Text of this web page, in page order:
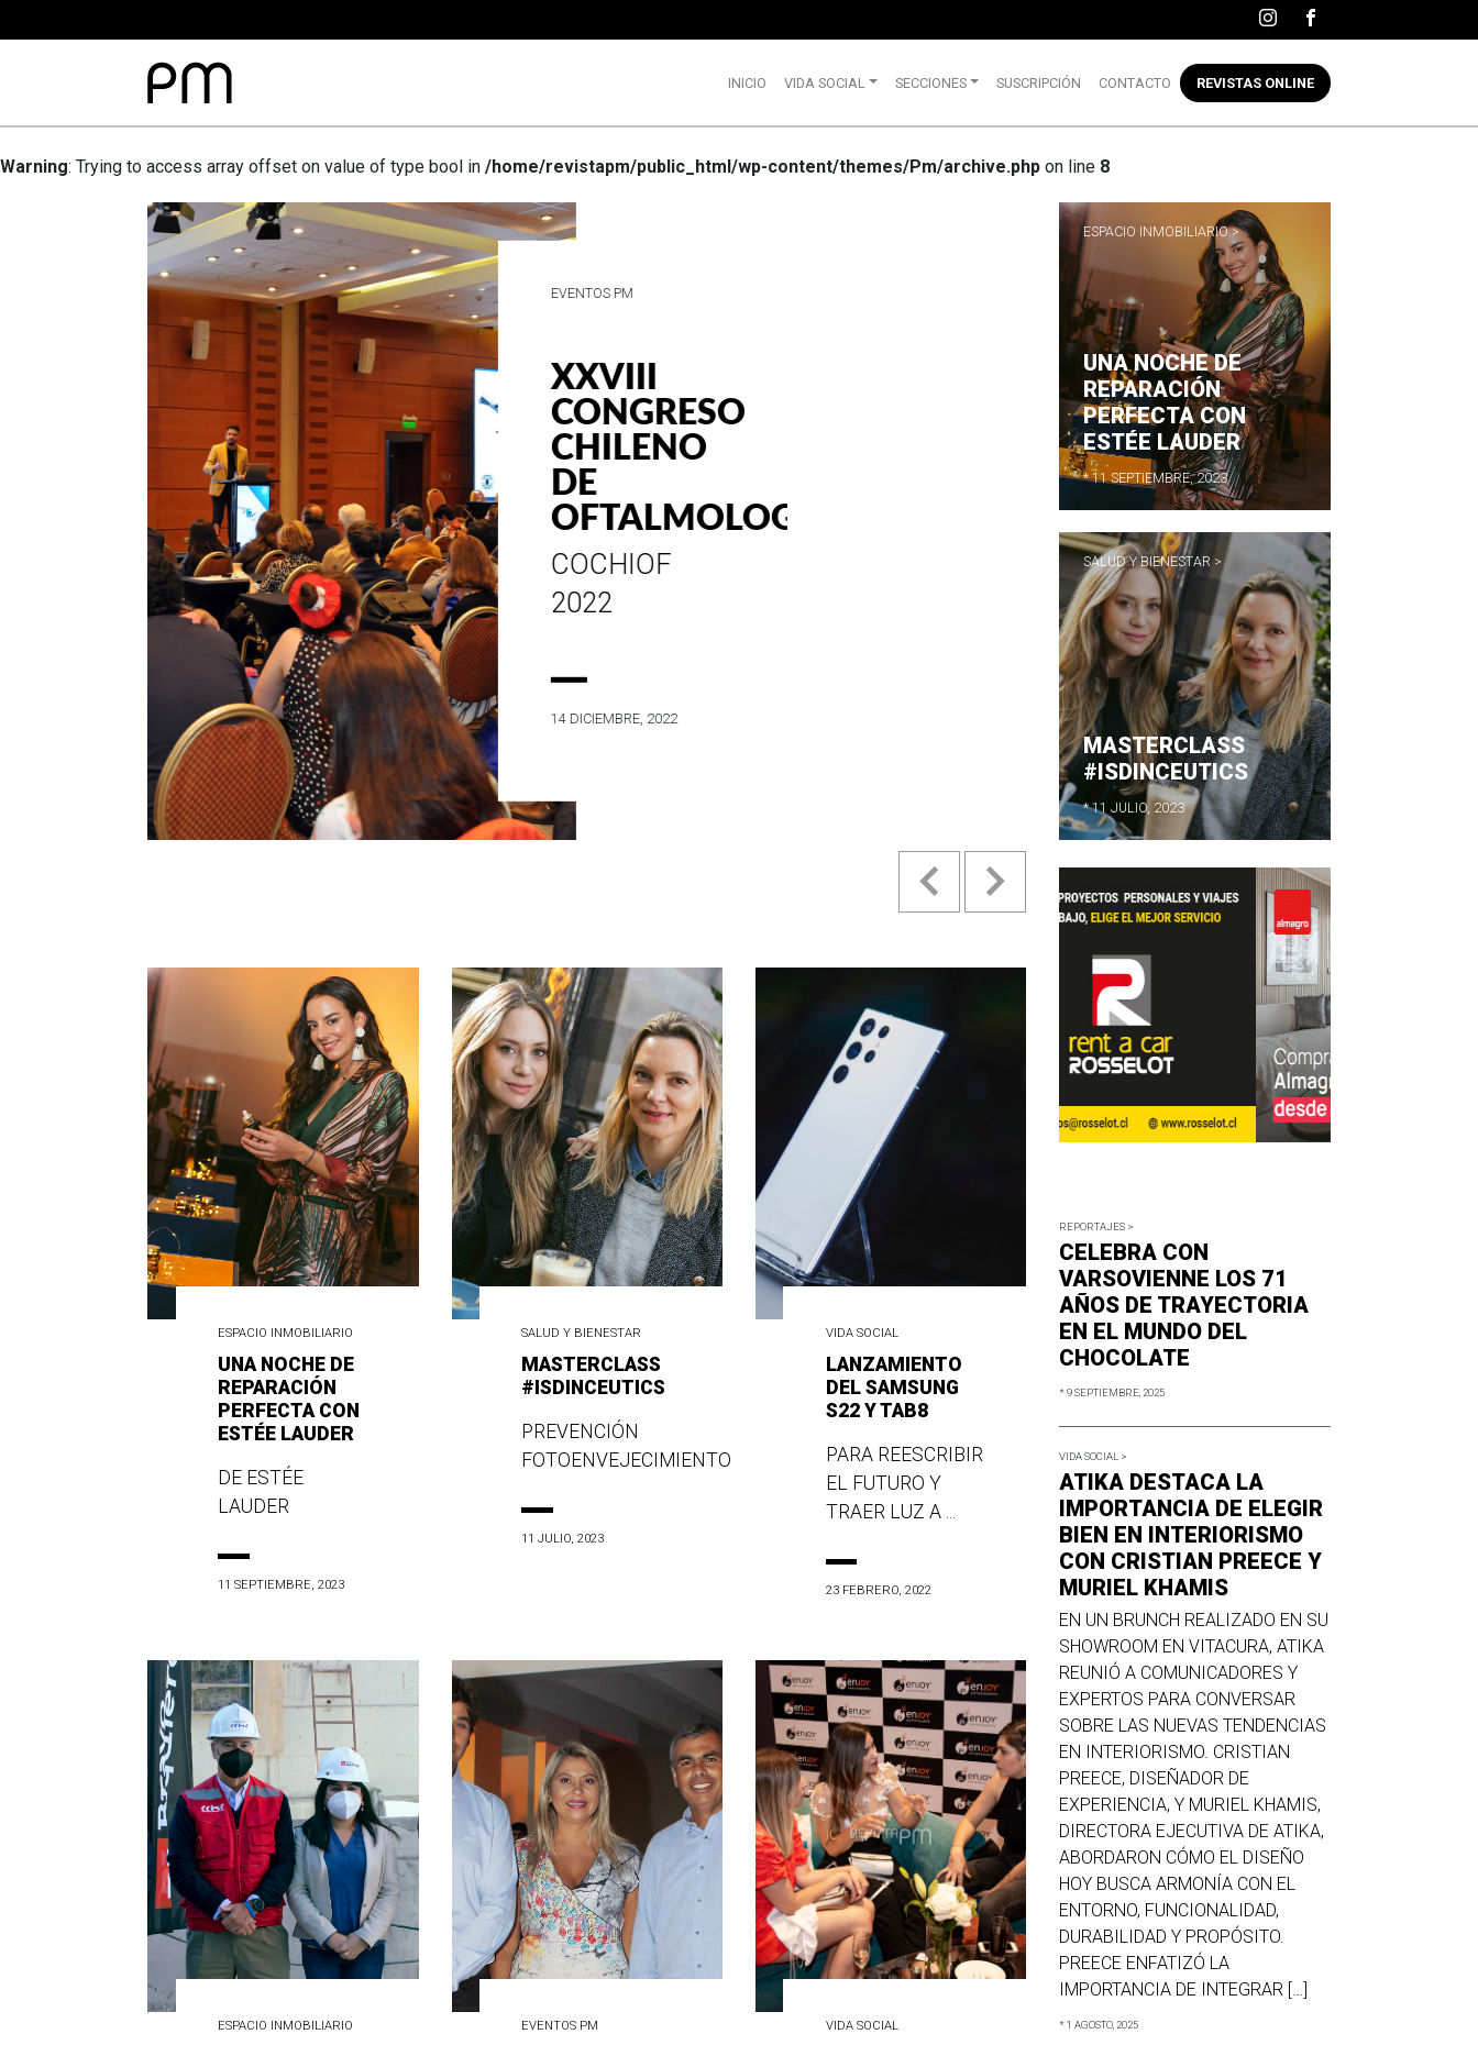
INICIO VIDA SOCIAL SECCIONES SUSCRIPCIÓN CONTACTO REVISTAS ONLINE
Warning: Trying to access array offset on value of type bool in /home/revistapm/public_html/wp-content/themes/Pm/archive.php on line 8
Previous Next
ESPACIO INMOBILIARIO
UNA NOCHE DE
REPARACIÓN
PERFECTA CON
ESTÉE LAUDER
DE ESTÉE
LAUDER
11 SEPTIEMBRE, 2023
SALUD Y BIENESTAR
MASTERCLASS
#ISDINCEUTICS
PREVENCIÓN
FOTOENVEJECIMIENTO
11 JULIO, 2023
VIDA SOCIAL
LANZAMIENTO
DEL SAMSUNG
S22 Y TAB8
PARA REESCRIBIR
EL FUTURO Y
TRAER LUZ A ...
23 FEBRERO, 2022
ESPACIO INMOBILIARIO EVENTOS PM VIDA SOCIAL
ESPACIO INMOBILIARIO >
UNA NOCHE DE
REPARACIÓN
PERFECTA CON
ESTÉE LAUDER
* 11 SEPTIEMBRE, 2023
SALUD Y BIENESTAR >
MASTERCLASS
#ISDINCEUTICS
* 11 JULIO, 2023
REPORTAJES >
CELEBRA CON
VARSOVIENNE LOS 71
AÑOS DE TRAYECTORIA
EN EL MUNDO DEL
CHOCOLATE
* 9 SEPTIEMBRE, 2025
VIDA SOCIAL >
ATIKA DESTACA LA
IMPORTANCIA DE ELEGIR
BIEN EN INTERIORISMO
CON CRISTIAN PREECE Y
MURIEL KHAMIS
EN UN BRUNCH REALIZADO EN SU
SHOWROOM EN VITACURA, ATIKA
REUNIÓ A COMUNICADORES Y
EXPERTOS PARA CONVERSAR
SOBRE LAS NUEVAS TENDENCIAS
EN INTERIORISMO. CRISTIAN
PREECE, DISEÑADOR DE
EXPERIENCIA, Y MURIEL KHAMIS,
DIRECTORA EJECUTIVA DE ATIKA,
ABORDARON CÓMO EL DISEÑO
HOY BUSCA ARMONÍA CON EL
ENTORNO, FUNCIONALIDAD,
DURABILIDAD Y PROPÓSITO.
PREECE ENFATIZÓ LA
IMPORTANCIA DE INTEGRAR […]
* 1 AGOSTO, 2025